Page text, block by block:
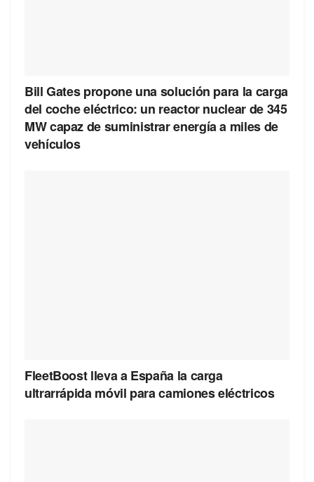
Bill Gates propone una solución para la carga
del coche eléctrico: un reactor nuclear de 345
MW capaz de suministrar energía a miles de
vehículos
FleetBoost lleva a España la carga
ultrarrápida móvil para camiones eléctricos